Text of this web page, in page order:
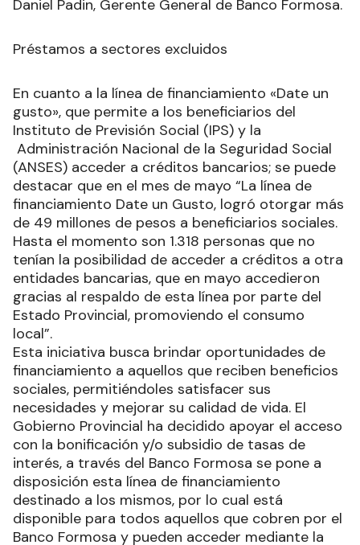
Daniel Padin, Gerente General de Banco Formosa.
Préstamos a sectores excluidos
En cuanto a la línea de financiamiento «Date un
gusto», que permite a los beneficiarios del
Instituto de Previsión Social (IPS) y la
Administración Nacional de la Seguridad Social
(ANSES) acceder a créditos bancarios; se puede
destacar que en el mes de mayo “La línea de
financiamiento Date un Gusto, logró otorgar más
de 49 millones de pesos a beneficiarios sociales.
Hasta el momento son 1.318 personas que no
tenían la posibilidad de acceder a créditos a otra
entidades bancarias, que en mayo accedieron
gracias al respaldo de esta línea por parte del
Estado Provincial, promoviendo el consumo
local”.
Esta iniciativa busca brindar oportunidades de
financiamiento a aquellos que reciben beneficios
sociales, permitiéndoles satisfacer sus
necesidades y mejorar su calidad de vida. El
Gobierno Provincial ha decidido apoyar el acceso
con la bonificación y/o subsidio de tasas de
interés, a través del Banco Formosa se pone a
disposición esta línea de financiamiento
destinado a los mismos, por lo cual está
disponible para todos aquellos que cobren por el
Banco Formosa y pueden acceder mediante la